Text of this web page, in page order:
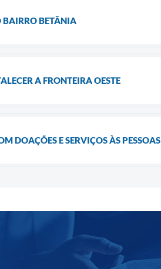
BAIRRO BETÂNIA
A FRONTEIRA OESTE
DOAÇÕES E SERVIÇOS ÀS PESSOAS